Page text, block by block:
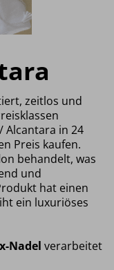
zeitlos und
Alcantara in 24
Preis kaufen.
behandelt, was
und
hat einen
ein luxuriöses
Nadel verarbeitet